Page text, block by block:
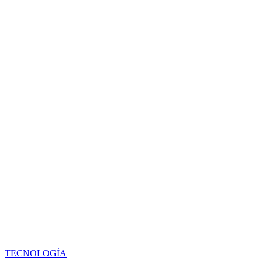
TECNOLOGÍA